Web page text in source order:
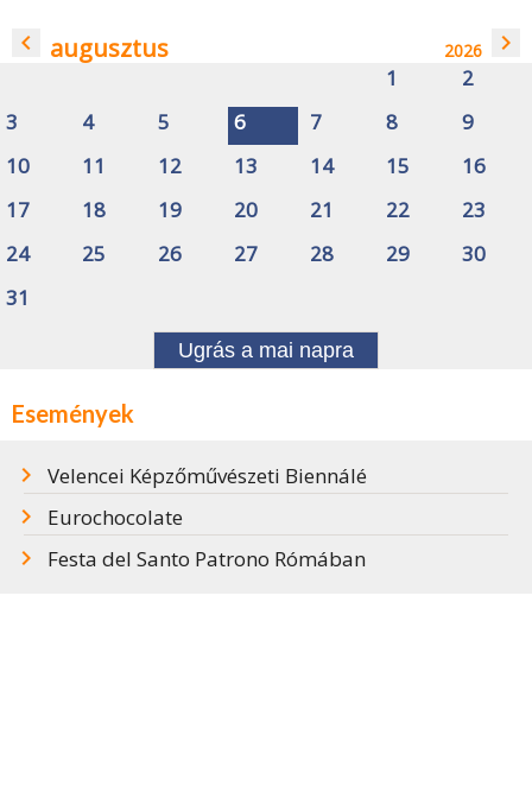
navigate_before augusztus 2026 navigate_next
1
2
3
4 5 6 7 8
9
10
11 12 13 14 15
16
17
18 19 20 21 22
23
24
25 26 27 28 29
30
31
Ugrás a mai napra
Események
Velencei Képzőművészeti Biennálé
Eurochocolate
Festa del Santo Patrono Rómában